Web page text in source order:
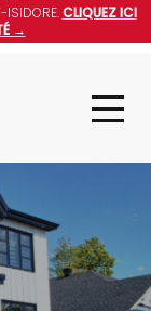
CLIQUEZ ICI
→